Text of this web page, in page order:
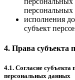
исполнения
субъект
4. Права субъекта
4.1. Согласие
персональных данных